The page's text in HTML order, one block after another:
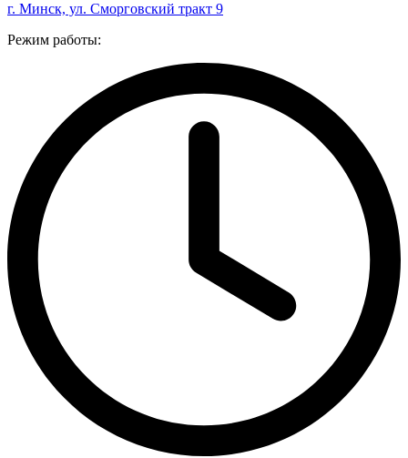
г. Минск, ул. Сморговский тракт 9
Режим работы: